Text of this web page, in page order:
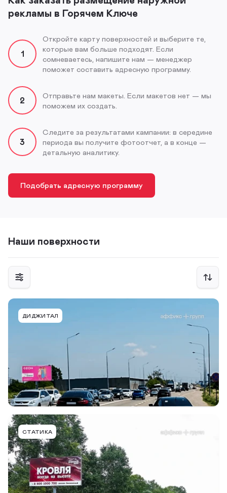
рекламы в Горячем Ключе
1
Откройте карту поверхностей и выберите те,
которые вам больше подходят. Если
сомневаетесь, напишите нам — менеджер
поможет составить адресную программу.
2
Отправьте нам макеты. Если макетов нет — мы
поможем их создать.
3
Следите за результатами кампании: в середине
периода вы получите фотоотчет, а в конце —
детальную аналитику.
Подобрать адресную программу
Наши поверхности
ДИДЖИТАЛ
GRK002BDBB
г. Горячий Ключ, а-д М4 Дон, 1386+630 (справа), в
Digital Билборд
Размер
6,0 х 3,0м
Сторона
Подробнее В портфель
СТАТИКА
GRK020BBBIP
г. Горячий Ключ, ул. Объездная, р-н Ледового
Дворца, к ул. Революции
Тип конструкции
Билборд
Размер
6,0 х 3,0м